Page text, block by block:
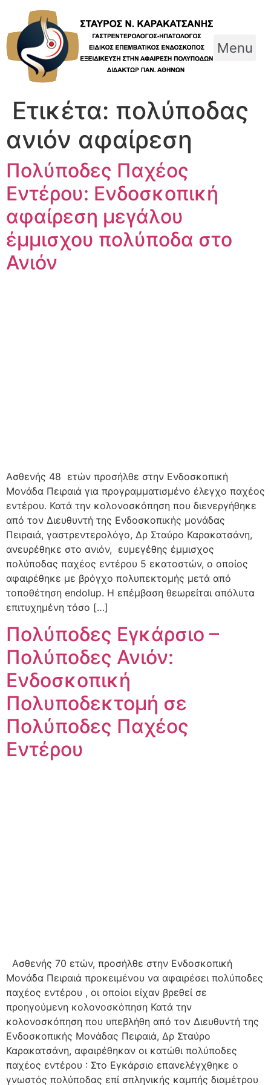
content
Menu
Ετικέτα: πολύποδας
ανιόν αφαίρεση
Πολύποδες Παχέος
Εντέρου: Ενδοσκοπική
αφαίρεση μεγάλου
έμμισχου πολύποδα στο
Ανιόν
Ασθενής 48 ετών προσήλθε στην Ενδοσκοπική
Μονάδα Πειραιά για προγραμματισμένο έλεγχο παχέος
εντέρου. Κατά την κολονοσκόπηση που διενεργήθηκε
από τον Διευθυντή της Ενδοσκοπικής μονάδας
Πειραιά, γαστρεντερολόγο, Δρ Σταύρο Καρακατσάνη,
ανευρέθηκε στο ανιόν, ευμεγέθης έμμισχος
πολύποδας παχέος εντέρου 5 εκατοστών, ο οποίος
αφαιρέθηκε με βρόγχο πολυπεκτομής μετά από
τοποθέτηση endolup. Η επέμβαση θεωρείται απόλυτα
επιτυχημένη τόσο […]
Πολύποδες Εγκάρσιο –
Πολύποδες Ανιόν:
Ενδοσκοπική
Πολυποδεκτομή σε
Πολύποδες Παχέος
Εντέρου
Ασθενής 70 ετών, προσήλθε στην Ενδοσκοπική
Μονάδα Πειραιά προκειμένου να αφαιρέσει πολύποδες
παχέος εντέρου , οι οποίοι είχαν βρεθεί σε
προηγούμενη κολονοσκόπηση Κατά την
κολονοσκόπηση που υπεβλήθη από τον Διευθυντή της
Ενδοσκοπικής Μονάδας Πειραιά, Δρ Σταύρο
Καρακατσάνη, αφαιρέθηκαν οι κατώθι πολύποδες
παχέος εντέρου : Στο Εγκάρσιο επανελέγχθηκε ο
γνωστός πολύποδας επί σπληνικής καμπής διαμέτρου